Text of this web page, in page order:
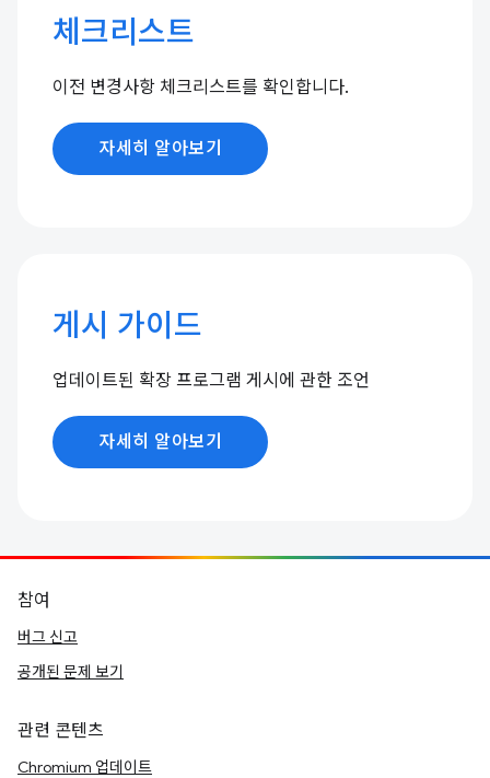
체크리스트
이전 변경사항 체크리스트를 확인합니다.
자세히 알아보기
게시 가이드
업데이트된 확장 프로그램 게시에 관한 조언
자세히 알아보기
참여
버그 신고
공개된 문제 보기
관련 콘텐츠
Chromium 업데이트